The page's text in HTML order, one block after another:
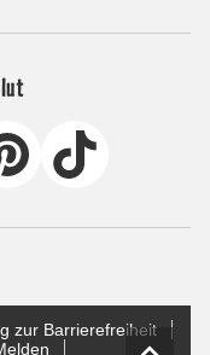
zur Barrierefreiheit